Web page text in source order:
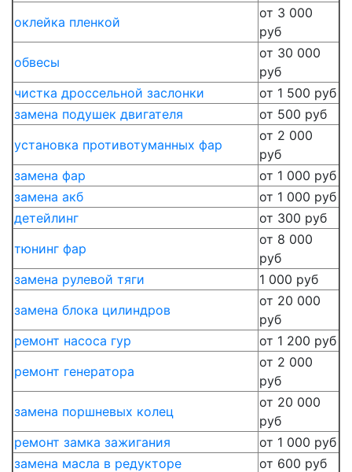
оклейка пленкой
от 3 000
руб
обвесы
от 30 000
руб
чистка дроссельной заслонки
от 1 500 руб
замена подушек двигателя
от 500 руб
установка противотуманных фар
от 2 000
руб
замена фар
от 1 000 руб
замена акб
от 1 000 руб
детейлинг
от 300 руб
тюнинг фар
от 8 000
руб
замена рулевой тяги
1 000 руб
замена блока цилиндров
от 20 000
руб
ремонт насоса гур
от 1 200 руб
ремонт генератора
от 2 000
руб
замена поршневых колец
от 20 000
руб
ремонт замка зажигания
от 1 000 руб
замена масла в редукторе
от 600 руб